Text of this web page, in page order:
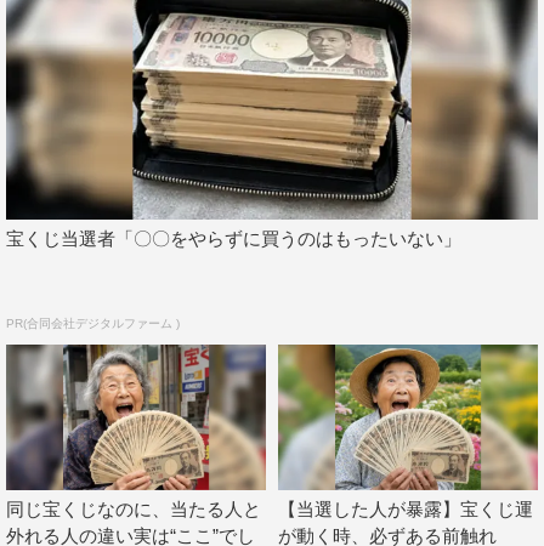
井勇気（ハライチ）、若槻千夏 ©フジテレビ
また、この時期にぴったりの「クリスマス写真」をうまく
撮影する“我流”も公開。「キラキラに撮る方法」では、味
気ない写真になってしまうこともあるイルミネーションの
前での撮影において、あるものを使った“我流”テクニック
を使用し、イルミネーションの写真をキラキラで華やかな
写真に大変身させる。「集合写真を撮る方法」では、タイ
な“我流”を紹介。岩井が「なんだよ、これ！」とあきれな
がらも思わず笑ってしまったそのテクニックとは。
人気コーナー「本来全く用途の違うあるものとあるものが
意外な形でピッタリ合わさる」という「クリティカルフィ
ット」もクリスマスバージョンで送る。今回は、
Everybody（タクトOK!!、かわなみchoy?）が「クリティ
宝くじ当選者「〇〇をやらずに買うのはもったいない」
PR(合同会社デジタルファーム )
同じ宝くじなのに、当たる人と
外れる人の違い実は“ここ”でし
【当選した人が暴露】宝くじ運
が動く時、必ずある前触れ